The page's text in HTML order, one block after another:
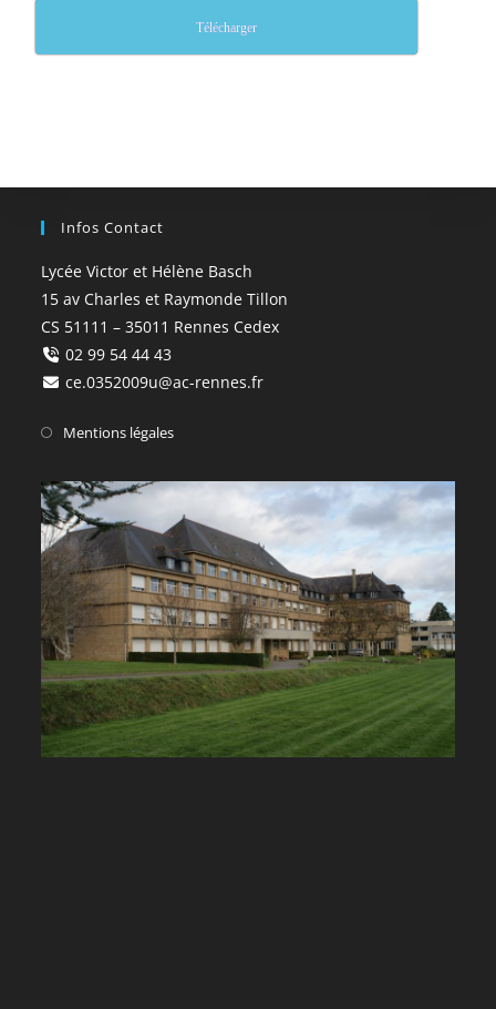
Télécharger
Infos Contact
Lycée Victor et Hélène Basch
15 av Charles et Raymonde Tillon
CS 51111 – 35011 Rennes Cedex
02 99 54 44 43
ce.0352009u@ac-rennes.fr
Mentions légales